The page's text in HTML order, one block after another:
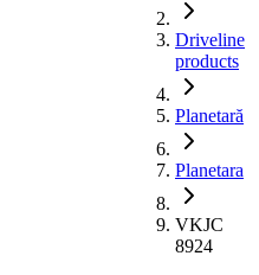
Driveline
products
Planetară
Planetara
VKJC
8924